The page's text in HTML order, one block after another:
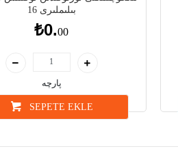
بىلىملىرى 16
₺0.00
پارچە
SEPETE EKLE